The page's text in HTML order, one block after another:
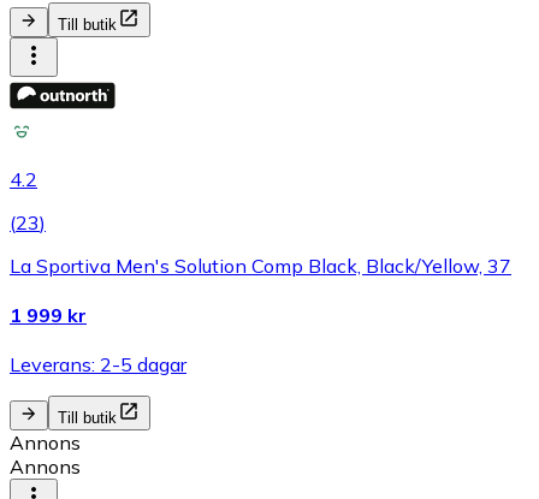
Till butik
4.2
(23)
La Sportiva Men's Solution Comp Black, Black/Yellow, 37
1 999 kr
Leverans: 2-5 dagar
Till butik
Annons
Annons